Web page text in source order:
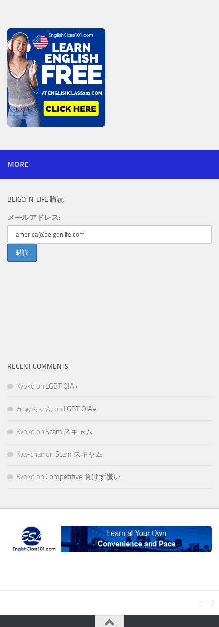
MORE
BEIGO-N-LIFE 購読
メールアドレス:
RECENT COMMENTS
Kyoko on LGBT QIA+
かぁちゃん on LGBT QIA+
Kyoko on Scam スキャム
Kaa-chan on Scam スキャム
Kyoko on Competitive 負けず嫌い